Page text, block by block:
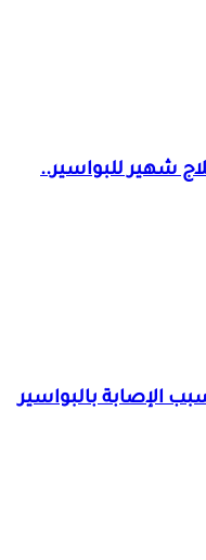
شهير للبواسير..
الإصابة بالبواسير